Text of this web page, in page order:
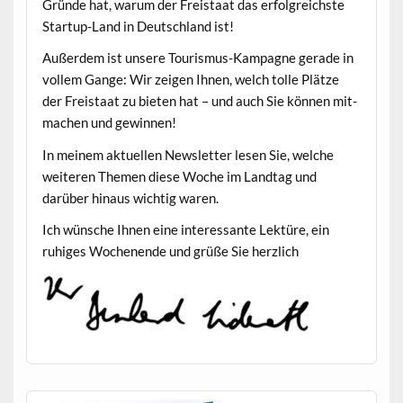
Gründe hat, warum der Freis­taat das erfol­gre­ich­ste
Start­up-Land in Deutsch­land ist!
Außer­dem ist unsere Touris­mus-Kam­pagne ger­ade in
vollem Gange: Wir zeigen Ihnen, welch tolle Plätze
der Freis­taat zu bieten hat – und auch Sie kön­nen mit­
machen und gewinnen!
In meinem aktuellen Newslet­ter lesen Sie, welche
weit­eren The­men diese Woche im Land­tag und
darüber hin­aus wichtig waren.
Ich wün­sche Ihnen eine inter­es­sante Lek­türe, ein
ruhiges Woch­enende und grüße Sie herzlich